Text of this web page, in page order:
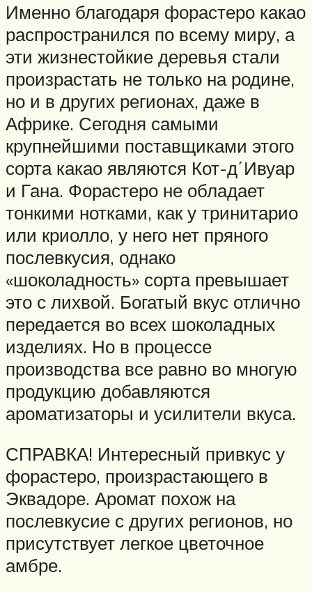
Именно благодаря форастеро какао
распространился по всему миру, а
эти жизнестойкие деревья стали
произрастать не только на родине,
но и в других регионах, даже в
Африке. Сегодня самыми
крупнейшими поставщиками этого
сорта какао являются Кот-д΄Ивуар
и Гана. Форастеро не обладает
тонкими нотками, как у тринитарио
или криолло, у него нет пряного
послевкусия, однако
«шоколадность» сорта превышает
это с лихвой. Богатый вкус отлично
передается во всех шоколадных
изделиях. Но в процессе
производства все равно во многую
продукцию добавляются
ароматизаторы и усилители вкуса.
СПРАВКА! Интересный привкус у
форастеро, произрастающего в
Эквадоре. Аромат похож на
послевкусие с других регионов, но
присутствует легкое цветочное
амбре.